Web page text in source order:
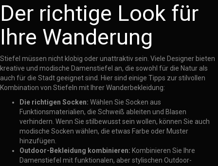
Der richtige Look für
Ihre Wanderung
Stiefel müssen nicht klobig oder unattraktiv sein. Viele Designer bieten
kreative und modische Damenstiefel an, die sowohl für die Natur als
auch für die Stadt geeignet sind. Hier sind einige Tipps zur stilvollen
Kombination von Stiefeln mit Ihrer Wanderbekleidung:
Die richtigen Socken: Wählen Sie Socken aus
Funktionsmaterialien, die Schweiß ableiten und Blasen
verhindern. Wenn Sie stilbewusst sein wollen, können Sie auch
modische Socken wählen, die etwas Farbe oder Muster
hinzufügen.
Outdoor-Bekleidung kombinieren: Kombinieren Sie Ihre
Damenstiefel mit funktionalen, aber stylischen Outdoor-